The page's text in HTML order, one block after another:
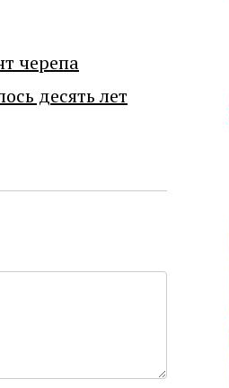
черепа
десять лет